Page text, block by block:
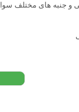
و جنبه های مختلف